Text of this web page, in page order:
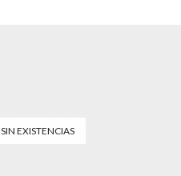
SIN EXISTENCIAS